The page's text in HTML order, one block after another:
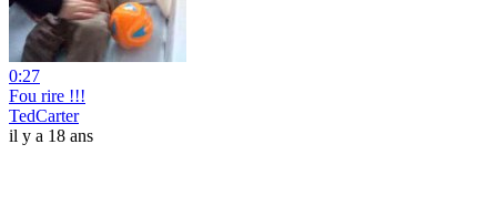
0:27
Fou rire !!!
TedCarter
il y a 18 ans